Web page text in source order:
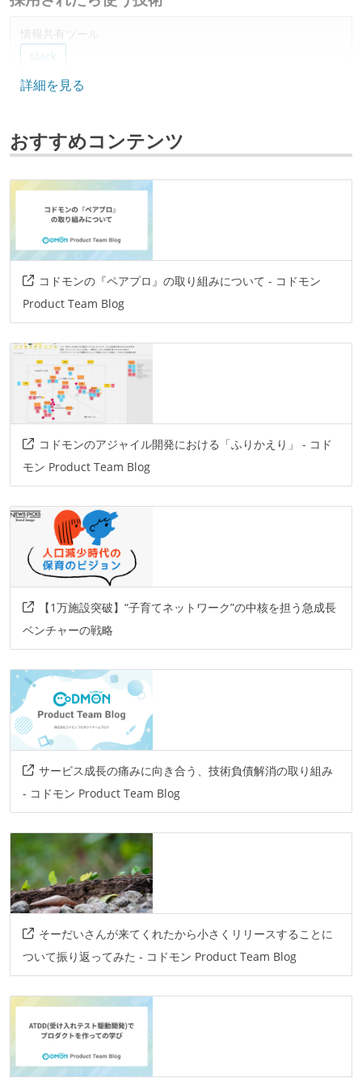
情報共有ツール
slack
詳細を見る
おすすめコンテンツ
コドモンの『ペアプロ』の取り組みについて - コドモン
Product Team Blog
コドモンのアジャイル開発における「ふりかえり」 - コド
モン Product Team Blog
【1万施設突破】“子育てネットワーク”の中核を担う急成長
ベンチャーの戦略
サービス成長の痛みに向き合う、技術負債解消の取り組み
- コドモン Product Team Blog
そーだいさんが来てくれたから小さくリリースすることに
ついて振り返ってみた - コドモン Product Team Blog